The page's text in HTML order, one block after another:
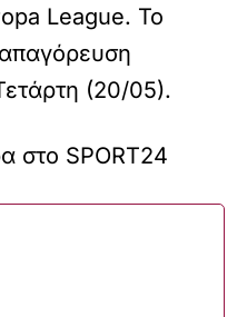
League. Το
(20/05).
στο SPORT24